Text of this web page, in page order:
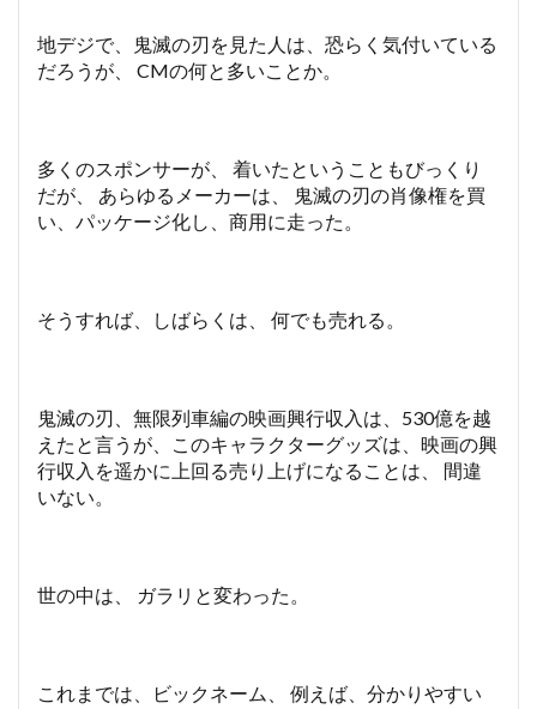
地デジで、鬼滅の刃を見た人は、恐らく気付いている
だろうが、 CMの何と多いことか。
多くのスポンサーが、 着いたということもびっくり
だが、 あらゆるメーカーは、 鬼滅の刃の肖像権を買
い、パッケージ化し、商用に走った。
そうすれば、しばらくは、 何でも売れる。
鬼滅の刃、無限列車編の映画興行収入は、530億を越
えたと言うが、このキャラクターグッズは、映画の興
行収入を遥かに上回る売り上げになることは、 間違
いない。
世の中は、 ガラリと変わった。
これまでは、ビックネーム、 例えば、分かりやすい